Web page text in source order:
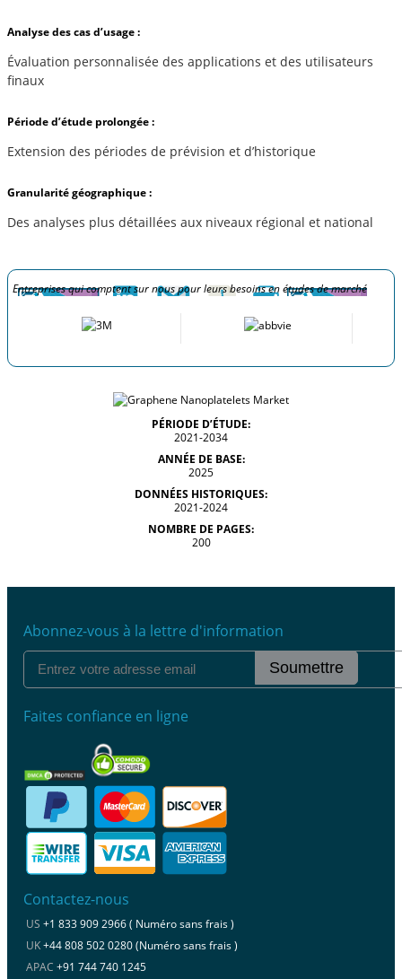
Analyse des cas d’usage :
Évaluation personnalisée des applications et des utilisateurs
finaux
Période d’étude prolongée :
Extension des périodes de prévision et d’historique
Granularité géographique :
Des analyses plus détaillées aux niveaux régional et national
Entreprises qui comptent sur nous pour leurs besoins en études de marché
PÉRIODE D’ÉTUDE:
2021-2034
ANNÉE DE BASE:
2025
DONNÉES HISTORIQUES:
2021-2024
NOMBRE DE PAGES:
200
Abonnez-vous à la lettre d'information
Soumettre
Faites confiance en ligne
Contactez-nous
US +1 833 909 2966 ( Numéro sans frais )
UK+44 808 502 0280 (Numéro sans frais )
APAC +91 744 740 1245